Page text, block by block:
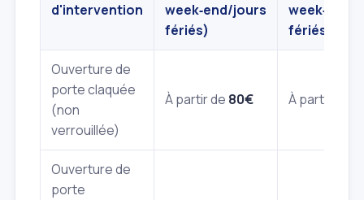
d'intervention
week‑end/jours
fériés)
week‑end/
fériés)
Ouverture de
porte claquée
(non
verrouillée)
À partir de 80€ À partir de
Ouverture de
porte